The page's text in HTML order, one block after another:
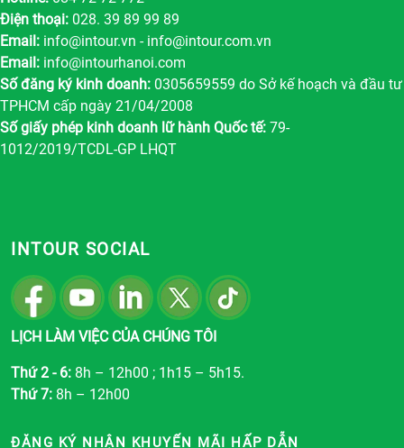
Điện thoại: 028. 39 89 99 89
Email: info@intour.vn - info@intour.com.vn
Email: info@intourhanoi.com
Số đăng ký kinh doanh: 0305659559 do Sở kế hoạch và đầu tư
TPHCM cấp ngày 21/04/2008
Số giấy phép kinh doanh lữ hành Quốc tế: 79-
1012/2019/TCDL-GP LHQT
INTOUR SOCIAL
LỊCH LÀM VIỆC CỦA CHÚNG TÔI
Thứ 2 - 6: 8h – 12h00 ; 1h15 – 5h15.
Thứ 7: 8h – 12h00
ĐĂNG KÝ NHẬN KHUYẾN MÃI HẤP DẪN